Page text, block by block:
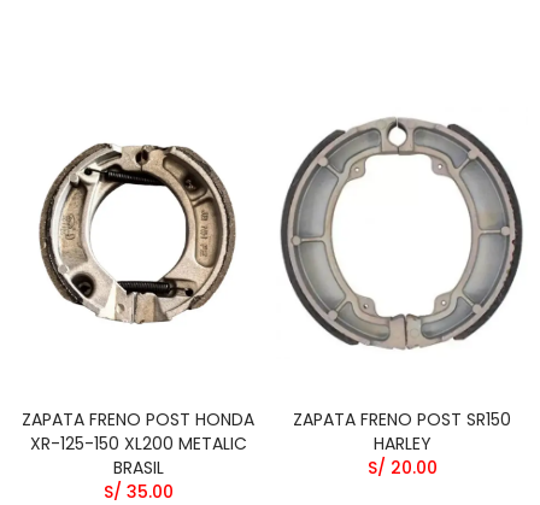
ZAPATA FRENO POST HONDA
XR-125-150 XL200 METALIC
BRASIL
S/ 35.00
ZAPATA FRENO POST SR150
HARLEY
S/ 20.00